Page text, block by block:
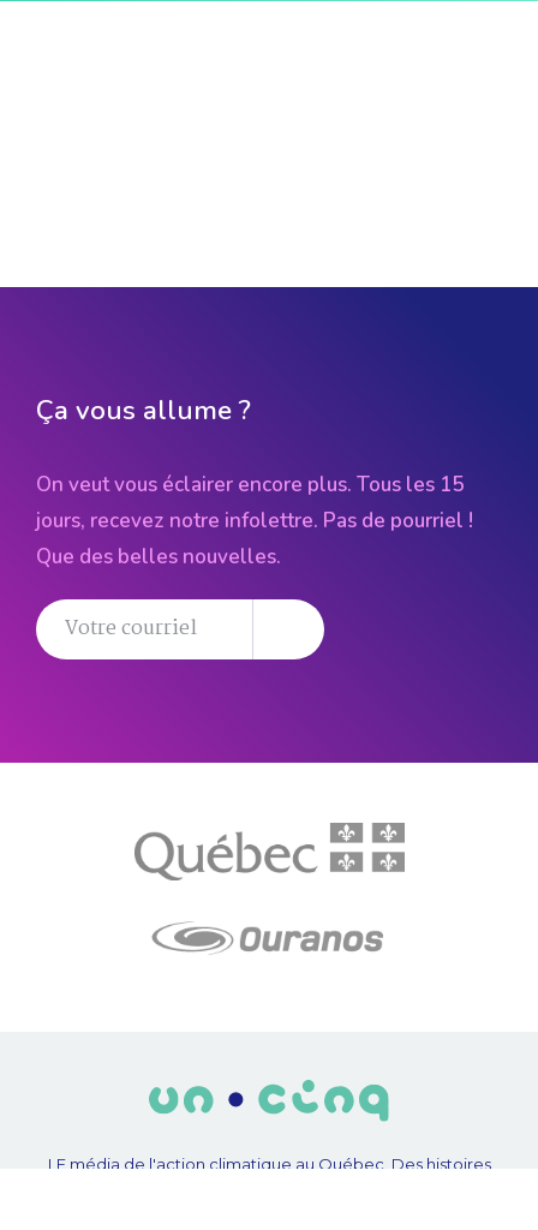
Ça vous allume ?
On veut vous éclairer encore plus. Tous les 15
jours, recevez notre infolettre. Pas de pourriel !
Que des belles nouvelles.
LE média de l'action climatique au Québec. Des histoires